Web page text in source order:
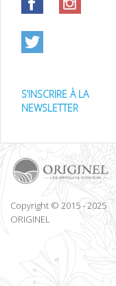
S’INSCRIRE À LA
NEWSLETTER
Copyright © 2015 - 2025
ORIGINEL